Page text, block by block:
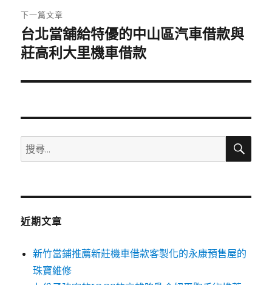
章:
下一篇文章
下
一
文
台北當舖給特優的中山區汽車借款與
莊高利大里機車借款
搜
尋
鍵
搜
近期文章
新竹當鋪推薦新莊機車借款客製化的永康預售屋的
珠寶維修